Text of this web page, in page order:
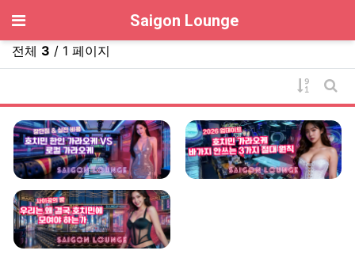
Saigon Lounge
전체 3 / 1 페이지
게시물
게